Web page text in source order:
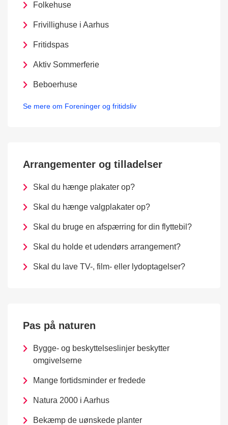
Folkehuse
Frivillighuse i Aarhus
Fritidspas
Aktiv Sommerferie
Beboerhuse
Se mere om Foreninger og fritidsliv
Arrangementer og tilladelser
Skal du hænge plakater op?
Skal du hænge valgplakater op?
Skal du bruge en afspærring for din flyttebil?
Skal du holde et udendørs arrangement?
Skal du lave TV-, film- eller lydoptagelser?
Pas på naturen
Bygge- og beskyttelseslinjer beskytter
omgivelserne
Mange fortidsminder er fredede
Natura 2000 i Aarhus
Bekæmp de uønskede planter